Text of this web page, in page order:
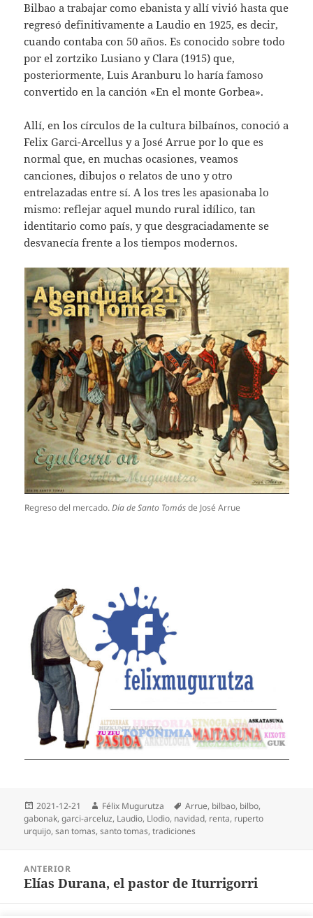
Bilbao a trabajar como ebanista y allí vivió hasta que
regresó definitivamente a Laudio en 1925, es decir,
cuando contaba con 50 años. Es conocido sobre todo
por el zortziko Lusiano y Clara (1915) que,
posteriormente, Luis Aranburu lo haría famoso
convertido en la canción «En el monte Gorbea».
Allí, en los círculos de la cultura bilbaínos, conoció a
Felix Garci-Arcellus y a José Arrue por lo que es
normal que, en muchas ocasiones, veamos
canciones, dibujos o relatos de uno y otro
entrelazadas entre sí. A los tres les apasionaba lo
mismo: reflejar aquel mundo rural idílico, tan
identitario como país, y que desgraciadamente se
desvanecía frente a los tiempos modernos.
Regreso del mercado.Día de Santo Tomásde José Arrue
Publicado
el
2021-12-21 Autor
Félix Mugurutza Etiquetas
Arrue, bilbao, bilbo,
gabonak,garci-arceluz, Laudio, Llodio, navidad, renta, ruperto
urquijo,san tomas,santo tomas,tradiciones
entradas
ANTERIOR
Entrada
Elías Durana, el pastor de Iturrigorri